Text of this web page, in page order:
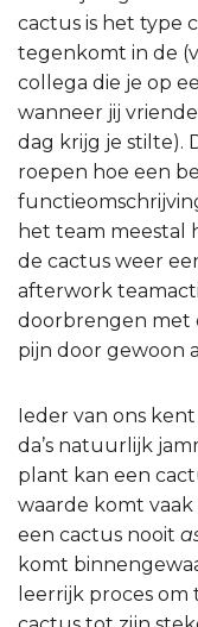
cactus is het type
tegenkomt in de
collega die je op
wanneer jij
dag krijg je stilte).
roepen hoe een
het team meestal
de cactus weer
afterwork
doorbrengen met
pijn door gewoon
Ieder van ons
da’s natuurlijk
plant kan een
waarde komt
een cactus nooit
komt
leerrijk proces